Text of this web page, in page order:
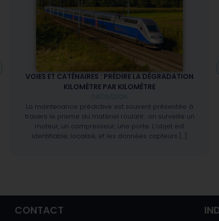
VOIES ET CATÉNAIRES : PRÉDIRE LA DÉGRADATION
KILOMÈTRE PAR KILOMÈTRE
04/05/2026
La maintenance prédictive est souvent présentée à
travers le prisme du matériel roulant : on surveille un
moteur, un compresseur, une porte. L’objet est
identifiable, localisé, et les données capteurs […]
CONTACT